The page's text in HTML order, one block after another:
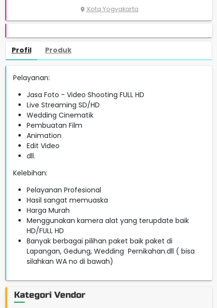
place Kota Yogyakarta
Profil Produk
Pelayanan:
Jasa Foto - Video Shooting FULL HD
Live Streaming SD/HD
Wedding Cinematik
Pembuatan Film
Animation
Edit Video
dll.
Kelebihan:
Pelayanan Profesional
Hasil sangat memuaska
Harga Murah
Menggunakan kamera alat yang terupdate baik
HD/FULL HD
Banyak berbagai pilihan paket baik paket di
Lapangan, Gedung, Wedding Pernikahan.dll ( bisa
silahkan WA no di bawah)
Kategori Vendor